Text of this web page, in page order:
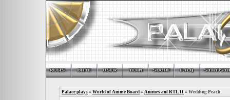
Palace plays » World of Anime Board » Animes auf RTL II » Wedding Peach